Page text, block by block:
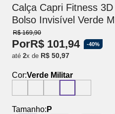
Calça Capri Fitness
Bolso Invisível Verde
R$ 169,90
PorR$ 101,94 -40%
até 2x de R$ 50,97
Cor:Verde Militar
Tamanho: P